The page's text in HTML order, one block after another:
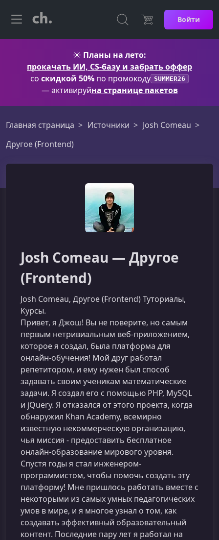
Войти
☀️ Планы на лето:
прокачать ИИ, CS-базу и забрать оффер
со скидкой 50% по промокоду SUMMER26
— активируйна странице пакетов
Главная страница Источники
Josh Comeau
Другое (Frontend)
Josh Comeau — Другое
(Frontend)
Josh Comeau, Другое (Frontend) Туториалы,
Курсы.
Привет, я Джош! Вы не поверите, но самым
первым нетривиальным веб-приложением,
которое я создал, была платформа для
онлайн-обучения! Мой друг работал
репетитором, и ему нужен был способ
задавать своим ученикам математические
задачи. Я создал его с помощью PHP, MySQL
и jQuery. Я отказался от этого проекта, когда
обнаружил Khan Academy, всемирно
известную некоммерческую организацию,
чья миссия - предоставить бесплатное
онлайн-образование мирового уровня.
Спустя годы я стал инженером-
программистом, чтобы помочь создать эту
платформу! Мне пришлось работать вместе с
некоторыми из самых умных педагогических
умов в мире, и я многое узнал о том, как
создавать эффективный образовательный
контент. Последние пару лет я работал на